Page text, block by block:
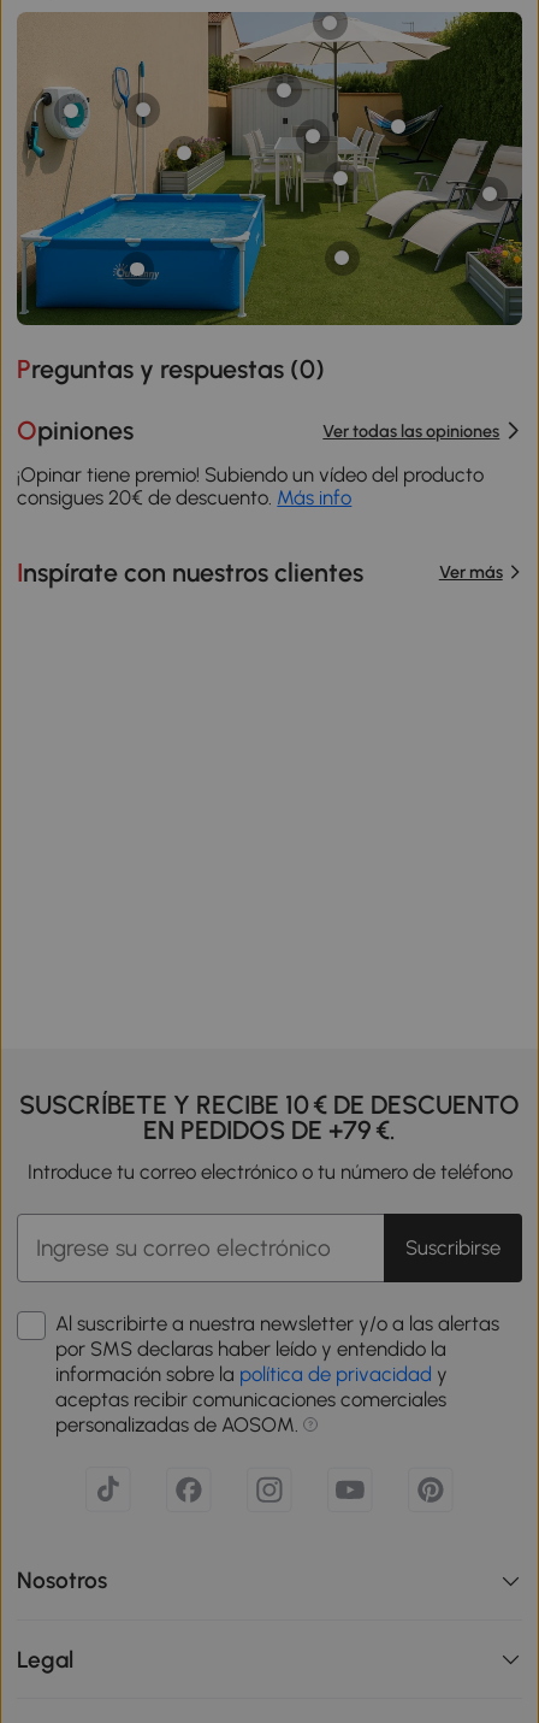
Preguntas y respuestas (0)
Opiniones Ver todas las opiniones
¡Opinar tiene premio! Subiendo un vídeo del producto
consigues 20€ de descuento. Más info
Inspírate con nuestros clientes Ver más
SUSCRÍBETE Y RECIBE 10 € DE DESCUENTO
EN PEDIDOS DE +79 €.
Introduce tu correo electrónico o tu número de teléfono
Suscribirse
Al suscribirte a nuestra newsletter y/o a las alertas
por SMS declaras haber leído y entendido la
información sobre la política de privacidad y
aceptas recibir comunicaciones comerciales
personalizadas de AOSOM.
Nosotros
Legal